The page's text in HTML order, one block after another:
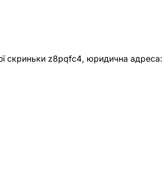
скриньки z8pqfc4, юридична